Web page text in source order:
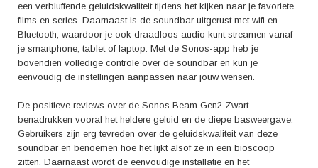
een verbluffende geluidskwaliteit tijdens het kijken naar je favoriete
films en series. Daarnaast is de soundbar uitgerust met wifi en
Bluetooth, waardoor je ook draadloos audio kunt streamen vanaf
je smartphone, tablet of laptop. Met de Sonos-app heb je
bovendien volledige controle over de soundbar en kun je
eenvoudig de instellingen aanpassen naar jouw wensen.
De positieve reviews over de Sonos Beam Gen2 Zwart
benadrukken vooral het heldere geluid en de diepe basweergave.
Gebruikers zijn erg tevreden over de geluidskwaliteit van deze
soundbar en benoemen hoe het lijkt alsof ze in een bioscoop
zitten. Daarnaast wordt de eenvoudige installatie en het